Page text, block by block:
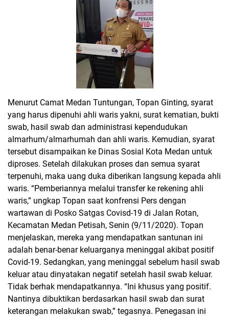
Menurut Camat Medan Tuntungan, Topan Ginting, syarat
yang harus dipenuhi ahli waris yakni, surat kematian, bukti
swab, hasil swab dan administrasi kependudukan
almarhum/almarhumah dan ahli waris. Kemudian, syarat
tersebut disampaikan ke Dinas Sosial Kota Medan untuk
diproses. Setelah dilakukan proses dan semua syarat
terpenuhi, maka uang duka diberikan langsung kepada ahli
waris. “Pemberiannya melalui transfer ke rekening ahli
waris,” ungkap Topan saat konfrensi Pers dengan
wartawan di Posko Satgas Covisd-19 di Jalan Rotan,
Kecamatan Medan Petisah, Senin (9/11/2020). Topan
menjelaskan, mereka yang mendapatkan santunan ini
adalah benar-benar keluarganya meninggal akibat positif
Covid-19. Sedangkan, yang meninggal sebelum hasil swab
keluar atau dinyatakan negatif setelah hasil swab keluar.
Tidak berhak mendapatkannya. “Ini khusus yang positif.
Nantinya dibuktikan berdasarkan hasil swab dan surat
keterangan melakukan swab,” tegasnya. Penegasan ini